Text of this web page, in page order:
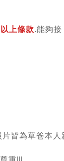
上條款.能夠接
皆為草爸本人